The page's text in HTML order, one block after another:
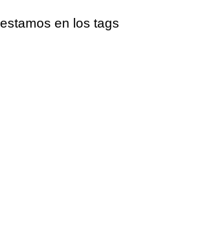
estamos en los tags